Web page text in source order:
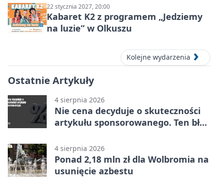
22 stycznia 2027, 20:00
Kabaret K2 z programem „Jedziemy
na luzie” w Olkuszu
Kolejne wydarzenia
Ostatnie Artykuły
4 sierpnia 2026
Nie cena decyduje o skuteczności
artykułu sponsorowanego. Ten błąd
4 sierpnia 2026
Ponad 2,18 mln zł dla Wolbromia na
usunięcie azbestu